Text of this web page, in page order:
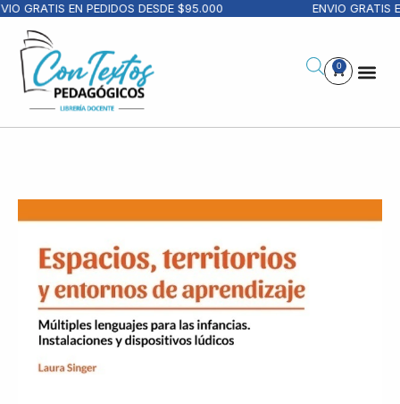
GRATIS EN PEDIDOS DESDE $95.000 ENVIO GRATIS
0